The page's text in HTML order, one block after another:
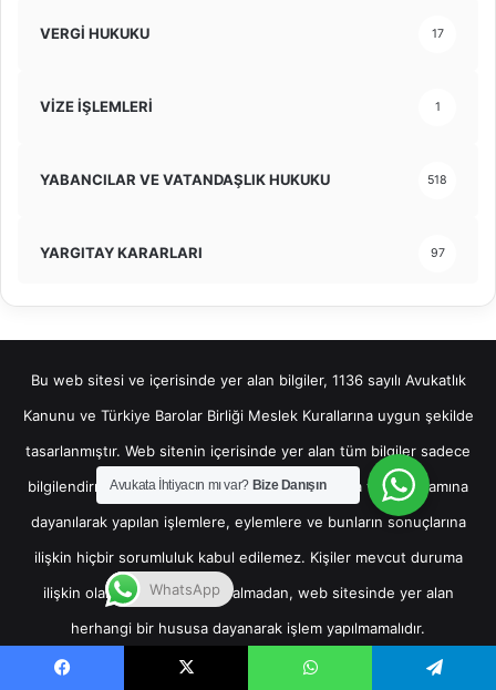
VERGİ HUKUKU 17
VİZE İŞLEMLERİ 1
YABANCILAR VE VATANDAŞLIK HUKUKU 518
YARGITAY KARARLARI 97
Bu web sitesi ve içerisinde yer alan bilgiler, 1136 sayılı Avukatlık
Kanunu ve Türkiye Barolar Birliği Meslek Kurallarına uygun şekilde
tasarlanmıştır. Web sitenin içerisinde yer alan tüm bilgiler sadece
bilgilendirme amaçlı olup, bu bilgilerin bir kısmına veya tamamına
dayanılarak yapılan işlemlere, eylemlere ve bunların sonuçlarına
ilişkin hiçbir sorumluluk kabul edilemez. Kişiler mevcut duruma
ilişkin olarak hukuki destek almadan, web sitesinde yer alan
herhangi bir hususa dayanarak işlem yapılmamalıdır.
Tüm Hakları Saklıdır @ 2024
Avukata İhtiyacın mı var? Bize Danışın
WhatsApp